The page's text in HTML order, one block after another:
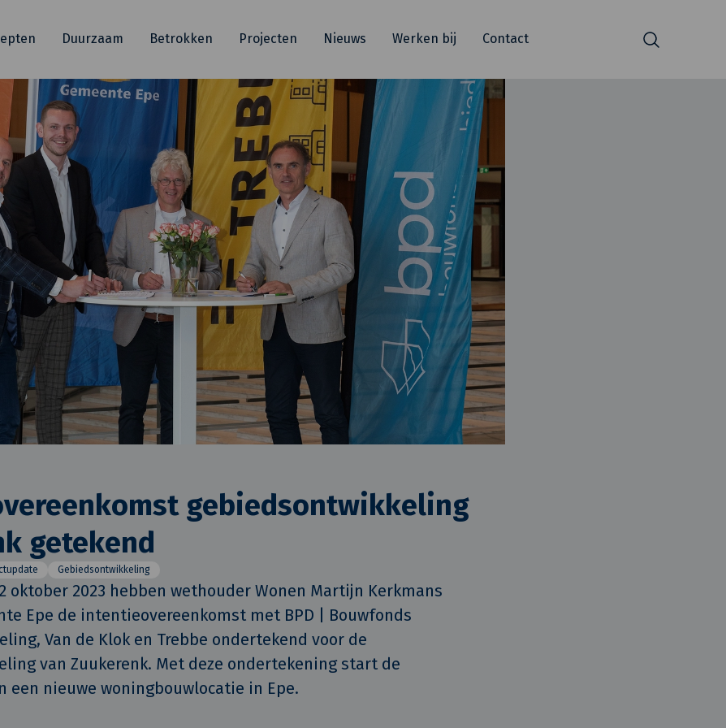
Duurzaam Betrokken Projecten Nieuws Werken bij Contact Zoeken
gebiedsontwikkeling
getekend
Gebiedsontwikkeling
oktober 2023 hebben wethouder Wonen Martijn Kerkmans
Epe de intentieovereenkomst met BPD | Bouwfonds
Van de Klok en Trebbe ondertekend voor de
van Zuukerenk. Met deze ondertekening start de
een nieuwe woningbouwlocatie in Epe.